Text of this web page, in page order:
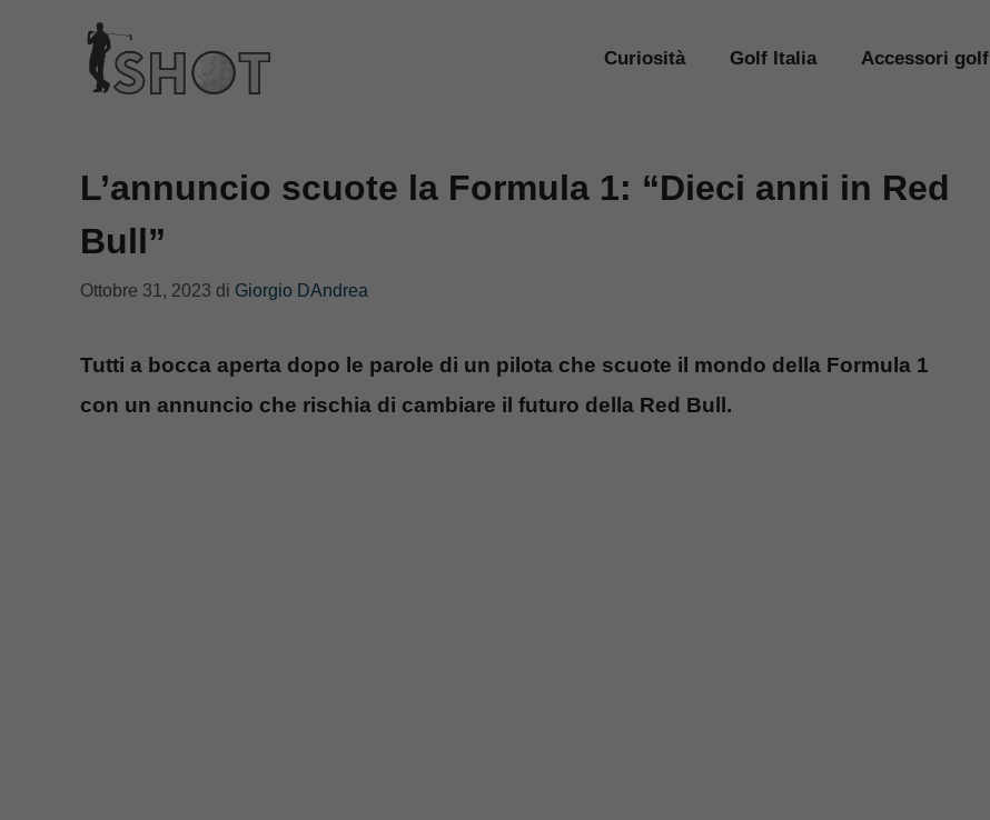
contenuto
Curiosità Golf Italia Accessori golf
L’annuncio scuote la Formula 1: “Dieci anni in Red
Bull”
Ottobre 31, 2023 di Giorgio DAndrea
Tutti a bocca aperta dopo le parole di un pilota che scuote il mondo della Formula 1
con un annuncio che rischia di cambiare il futuro della Red Bull.